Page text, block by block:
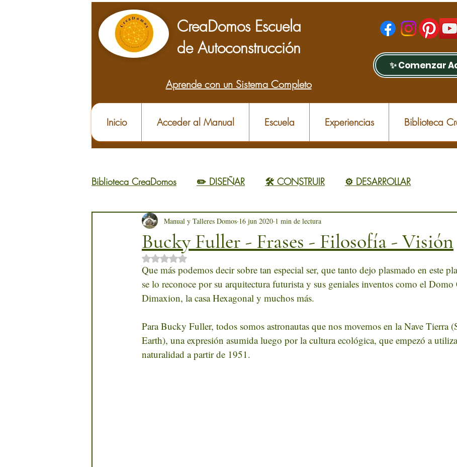
CreaDomos Escuela
de Autoconstrucción
Aprende con un Sistema Completo
✨ Comenzar
Inicio Acceder al Manual Escuela Experiencias Biblioteca
Biblioteca CreaDomos ✏️ DISEÑAR 🛠️ CONSTRUIR ⚙️ DESARROLLAR
🌱 APRENDER
Bucky Fuller - Frases - Filosofía - Visión
Manual y Talleres Domos 16 jun 2020 1 min de lectura
Obtuvo NaN de 5 estrellas.
Que más podemos decir sobre tan especial ser, que tanto dejo plasmado en este
se lo reconoce por su arquitectura futurista y sus geniales inventos como el Domo
Dimaxion, la casa Hexagonal y muchos más.
Para Bucky Fuller, todos somos astronautas que nos movemos en la Nave Tierra
Earth), una expresión asumida luego por la cultura ecológica, que empezó a
naturalidad a partir de 1951.